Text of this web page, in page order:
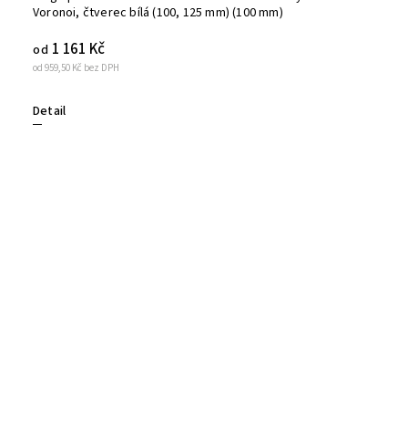
Voronoi, čtverec bílá (100, 125 mm) (100 mm)
od 959,50 Kč bez DPH
od 1 161 Kč
Detail